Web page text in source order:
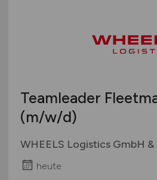
Teamleader
(m/w/d)
WHEELS Logistics GmbH &
heute